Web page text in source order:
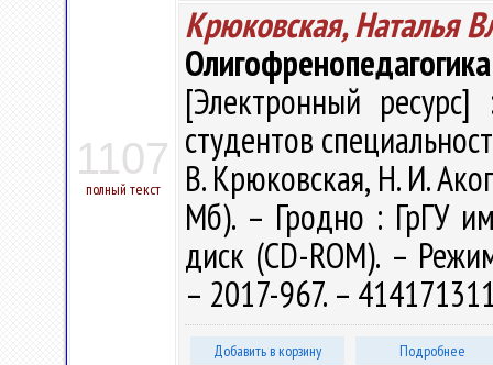
1107
полный текст
Крюковская, Наталья
Олигофренопедагогика
[Электронный ресурс]
студентов
В. Крюковская, Н. И.
Мб). – Гродно : ГрГУ
диск (CD-ROM). –
– 2017-967. –
Добавить в корзину Подробнее